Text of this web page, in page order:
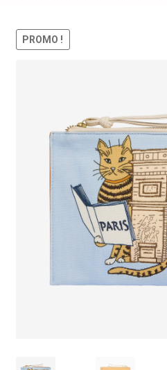
Coin des mamans
PROMO !